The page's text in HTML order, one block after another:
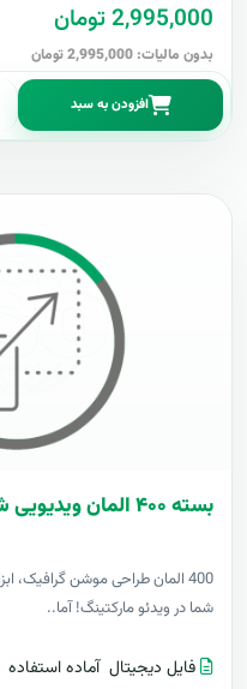
2,995,000 تومان
بدون مالیات: 2,995,000 تومان
افزودن به سبد
بسته ۴۰۰ المان ویدیویی شاپیکس موشن گرافیک
400 المان طراحی موشن گرافیک،
شما در ویدئو مارکتینگ! آما..
فایل دیجیتال آماده استفاده